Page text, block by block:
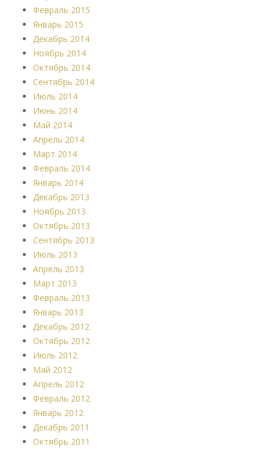
Февраль 2015
Январь 2015
Декабрь 2014
Ноябрь 2014
Октябрь 2014
Сентябрь 2014
Июль 2014
Июнь 2014
Май 2014
Апрель 2014
Март 2014
Февраль 2014
Январь 2014
Декабрь 2013
Ноябрь 2013
Октябрь 2013
Сентябрь 2013
Июль 2013
Апрель 2013
Март 2013
Февраль 2013
Январь 2013
Декабрь 2012
Октябрь 2012
Июль 2012
Май 2012
Апрель 2012
Февраль 2012
Январь 2012
Декабрь 2011
Октябрь 2011